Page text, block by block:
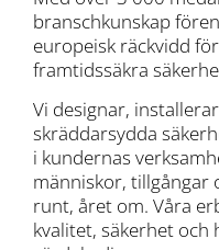
branschkunskap
europeisk räckvidd
framtidssäkra
Vi designar,
skräddarsydda
i kundernas
människor, tillgångar
runt, året om. Våra
kvalitet, säkerhet och